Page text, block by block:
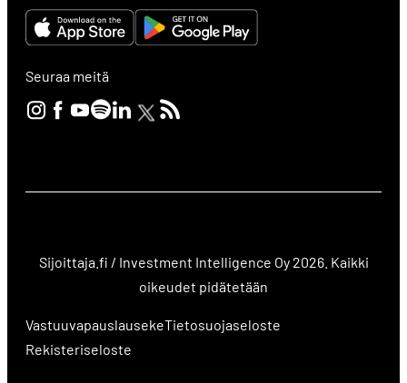
Seuraa meitä
Sijoittaja.fi / Investment Intelligence Oy 2026. Kaikki
oikeudet pidätetään
VastuuvapauslausekeTietosuojaseloste
Rekisteriseloste